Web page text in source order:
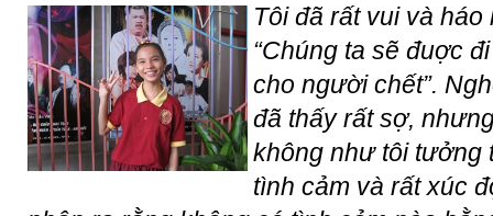
Tôi đã rất vui và
“Chúng ta sẽ đuợc
cho người chết”.
đã thấy rất sợ,
không như tôi tưởng
tình cảm và rất xúc